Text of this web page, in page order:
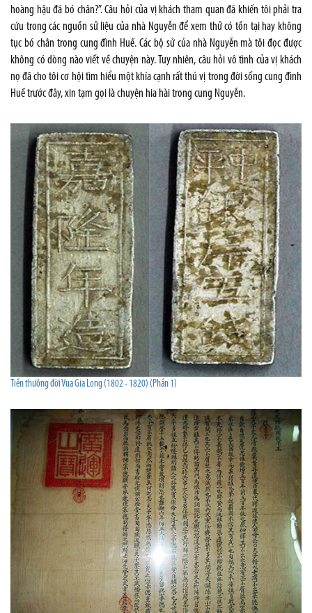
hoàng hậu đã bó chân?”. Câu hỏi của vị khách tham quan đã khiến tôi phải tra
cứu trong các nguồn sử liệu của nhà Nguyễn để xem thử có tồn tại hay không
tục bó chân trong cung đình Huế. Các bộ sử của nhà Nguyễn mà tôi đọc được
không có dòng nào viết về chuyện này. Tuy nhiên, câu hỏi vô tình của vị khách
nọ đã cho tôi cơ hội tìm hiểu một khía cạnh rất thú vị trong đời sống cung đình
Huế trước đây, xin tạm gọi là chuyện hia hài trong cung Nguyễn.
Tiền thưởng đời Vua Gia Long (1802 - 1820) (Phần 1)